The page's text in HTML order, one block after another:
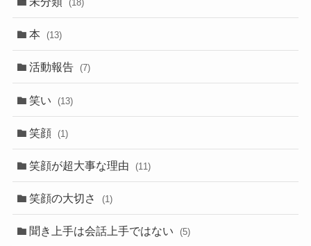
(18)
本 (13)
活動報告 (7)
笑い (13)
笑顔 (1)
笑顔が超大事な理由 (11)
笑顔の大切さ (1)
聞き上手は会話上手ではない (5)